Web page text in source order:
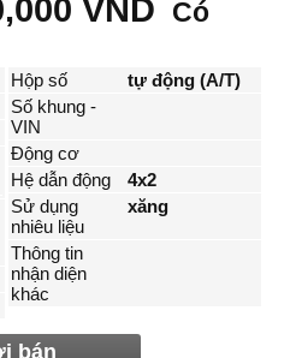
VND
Có
Hộp số
tự động (A/T)
Số khung -
VIN
Động cơ
Hệ dẫn động
4x2
Sử dụng
nhiêu liệu
xăng
Thông tin
nhận diện
khác
bán